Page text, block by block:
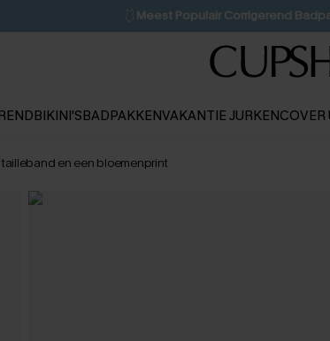
🩱 Meest Populair Corrigerend
💌Abonneer je & ontvang tot
Koop 3, krijg 15% korting |
BIKINI'SBADPAKKENVAKANTIE JURKENCOVER
en een bloemenprint